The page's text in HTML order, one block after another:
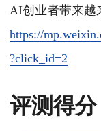
AI创业者带来越
https://
?click_id=2
评测得分